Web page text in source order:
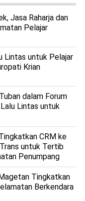
Jasa Raharja dan
Pelajar
Lintas untuk Pelajar
Krian
dalam Forum
Lintas untuk
CRM ke
untuk Tertib
Penumpang
Tingkatkan
Berkendara